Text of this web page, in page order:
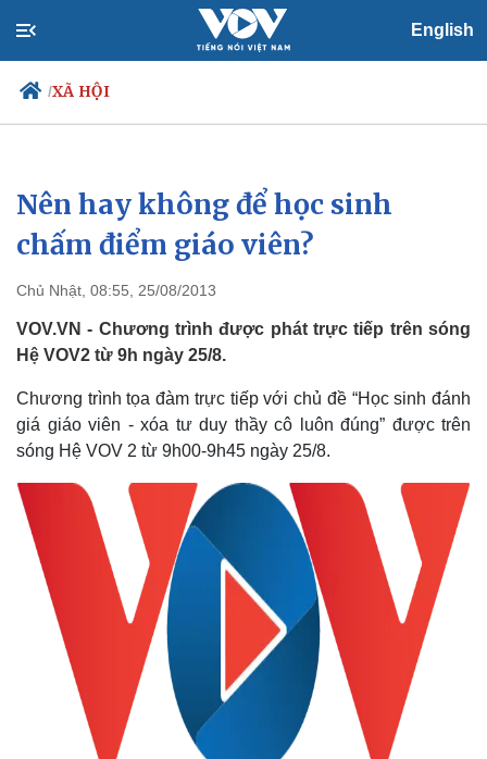
English
/XÃ HỘI
Chính trị
Đảng
Tổ chức nhân sự
Nhận diện sự thật
Xã hội
Tin 24h
Dự báo thời tiết
Việc làm
Nên hay không để học sinh
chấm điểm giáo viên?
Chủ Nhật, 08:55, 25/08/2013
VOV.VN - Chương trình được phát trực tiếp trên sóng
Hệ VOV2 từ 9h ngày 25/8.
Chương trình tọa đàm trực tiếp với chủ đề “Học sinh đánh
giá giáo viên - xóa tư duy thầy cô luôn đúng” được trên
sóng Hệ VOV 2 từ 9h00-9h45 ngày 25/8.